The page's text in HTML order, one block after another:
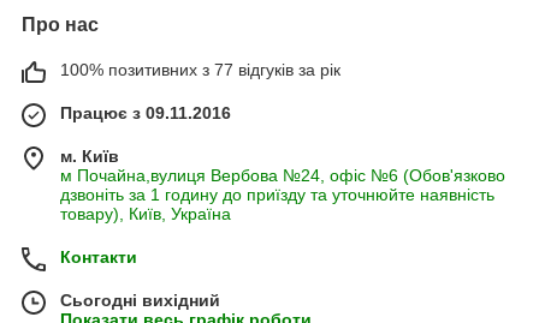
Про нас
100% позитивних з 77 відгуків за рік
Працює з 09.11.2016
м. Київ
м Почайна,вулиця Вербова №24, офіс №6 (Обов'язково
дзвоніть за 1 годину до приїзду та уточнюйте наявність
товару), Київ, Україна
Контакти
Сьогодні вихідний